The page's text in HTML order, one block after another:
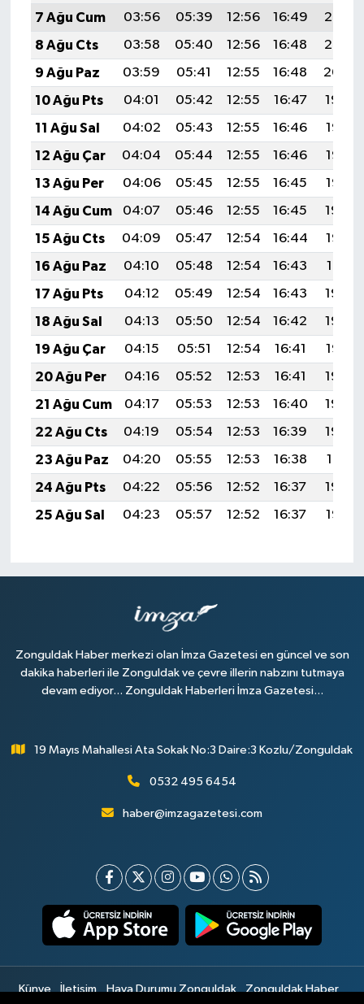
7 Ağu Cum
03:56 05:39 12:56 16:49
20:03
8 Ağu Cts
03:58 05:40 12:56 16:48
20:02
9 Ağu Paz
03:59 05:41 12:55 16:48
20:00
10 Ağu Pts
04:01 05:42 12:55 16:47
19:59
11 Ağu Sal
04:02 05:43 12:55 16:46
19:58
12 Ağu Çar
04:04 05:44 12:55 16:46
19:57
13 Ağu Per
04:06 05:45 12:55 16:45
19:55
14 Ağu Cum
04:07 05:46 12:55 16:45
19:54
15 Ağu Cts
04:09 05:47 12:54 16:44
19:52
16 Ağu Paz
04:10 05:48 12:54 16:43
19:51
17 Ağu Pts
04:12 05:49 12:54 16:43
19:50
18 Ağu Sal
04:13 05:50 12:54 16:42
19:48
19 Ağu Çar
04:15 05:51 12:54 16:41
19:47
20 Ağu Per
04:16 05:52 12:53 16:41
19:45
21 Ağu Cum
04:17 05:53 12:53 16:40
19:44
22 Ağu Cts
04:19 05:54 12:53 16:39
19:42
23 Ağu Paz
04:20 05:55 12:53 16:38
19:41
24 Ağu Pts
04:22 05:56 12:52 16:37
19:39
25 Ağu Sal
04:23 05:57 12:52 16:37 19:38
Zonguldak Haber merkezi olan İmza Gazetesi en güncel ve son
dakika haberleri ile Zonguldak ve çevre illerin nabzını tutmaya
devam ediyor... Zonguldak Haberleri İmza Gazetesi...
19 Mayıs Mahallesi Ata Sokak No:3 Daire:3 Kozlu/Zonguldak
0532 495 6454
haber@imzagazetesi.com
Künye İletişim Hava Durumu Zonguldak
Zonguldak Haber